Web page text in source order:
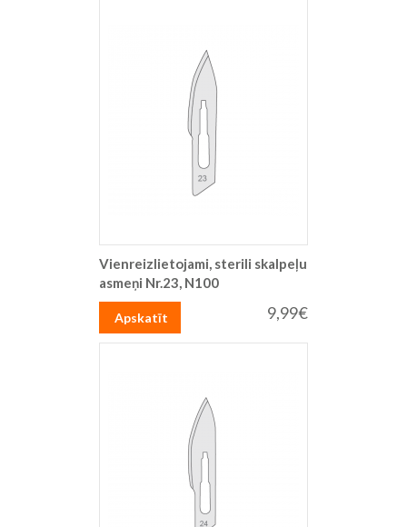
Vienreizlietojami, sterili skalpeļu
asmeņi Nr.23, N100
9,99€
Apskatīt